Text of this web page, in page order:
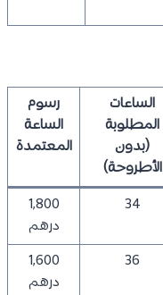
الساعات
المطلوبة
(بدون
الأطروحة)
رسوم
الساعة
المعتمدة
34
1,800
درهم
36
1,600
درهم